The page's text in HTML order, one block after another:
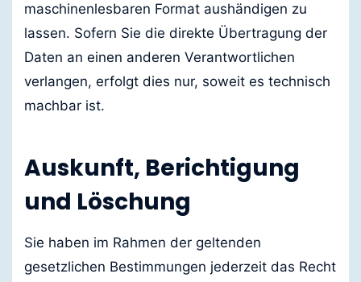
maschinenlesbaren Format aushändigen zu
lassen. Sofern Sie die direkte Übertragung der
Daten an einen anderen Verantwortlichen
verlangen, erfolgt dies nur, soweit es technisch
machbar ist.
Auskunft, Berichtigung
und Löschung
Sie haben im Rahmen der geltenden
gesetzlichen Bestimmungen jederzeit das Recht